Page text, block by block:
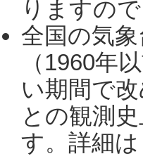
りますの
全国の気
（1960年
い期間で
との観測
す。詳細は